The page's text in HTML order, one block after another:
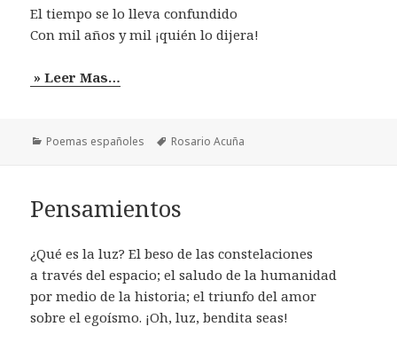
El tiempo se lo lleva confundido
Con mil años y mil ¡quién lo dijera!
» Leer Mas…
Categorías
Poemas españoles Etiquetas
Rosario Acuña
Pensamientos
¿Qué es la luz? El beso de las constelaciones
a través del espacio; el saludo de la humanidad
por medio de la historia; el triunfo del amor
sobre el egoísmo. ¡Oh, luz, bendita seas!